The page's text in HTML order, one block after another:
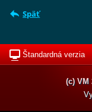
Späť
Štandardná verzia
(c) VM